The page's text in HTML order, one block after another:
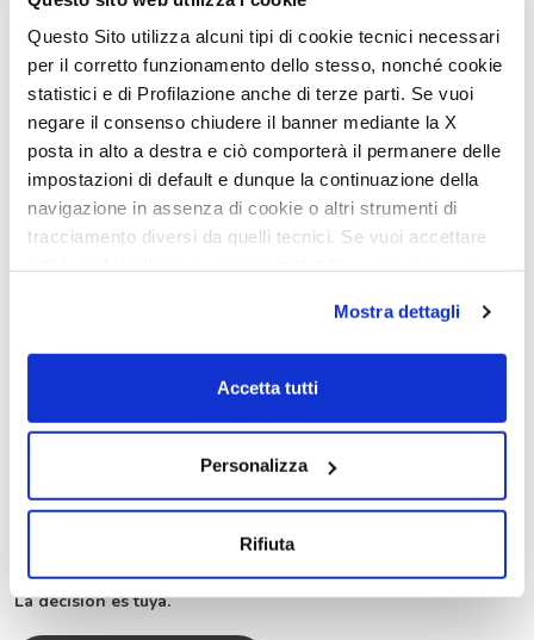
Questo Sito utilizza alcuni tipi di cookie tecnici necessari
per il corretto funzionamento dello stesso, nonché cookie
statistici e di Profilazione anche di terze parti. Se vuoi
negare il consenso chiudere il banner mediante la X
posta in alto a destra e ciò comporterà il permanere delle
impostazioni di default e dunque la continuazione della
navigazione in assenza di cookie o altri strumenti di
tracciamento diversi da quelli tecnici. Se vuoi accettare
su acconsento selezionati. Se vuoi saperne di più clicca
qui. Cliccando sul tasto "Acconsento" permetti l'utilizzo
Mostra dettagli
Accetta tutti
Personalizza
Rifiuta
La autocaravana a la medida
de tus deseos
según tus preferencias. Dedicada a los amantes del aire libre, a
quieren una autocaravana equipada con todas las comodidades.
La decisión es tuya.